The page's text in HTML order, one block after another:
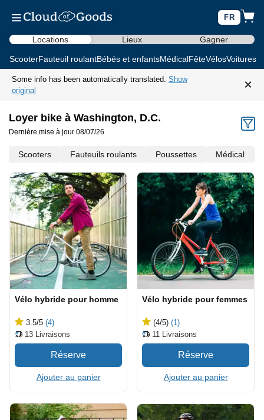
FR
Locations Lieux Gagner
ScooterFauteuil roulantBébés et enfantsMédicalFêteVélosVoitures
Some info has been automatically translated. Show
original
×
Loyer bike à Washington, D.C.
Dernière mise à jour 08/07/26
Scooters Fauteuils roulants Poussettes Médical
Vélo hybride pour homme
3.5/5 (4)
13 Livraisons
Ajouter au panier
Vélo hybride pour femmes
(4/5) (1)
11 Livraisons
Ajouter au panier